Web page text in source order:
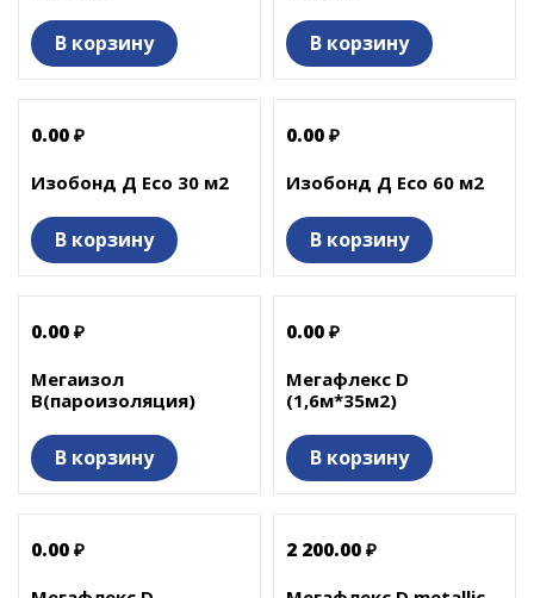
В корзину В корзину
0.00 ₽
Изобонд Д Eco 30 м2
В корзину
0.00 ₽
Изобонд Д Eco 60 м2
В корзину
0.00 ₽
Мегаизол
В(пароизоляция)
В корзину
0.00 ₽
Мегафлекс D
(1,6м*35м2)
В корзину
0.00 ₽
2 200.00 ₽